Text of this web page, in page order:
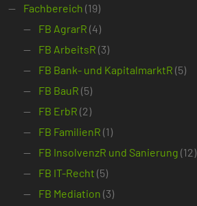
Fachbereich (19)
FB AgrarR (4)
FB ArbeitsR (3)
FB Bank- und KapitalmarktR (5)
FB BauR (5)
FB ErbR (2)
FB FamilienR (1)
FB InsolvenzR und Sanierung (12)
FB IT-Recht (5)
FB Mediation (3)